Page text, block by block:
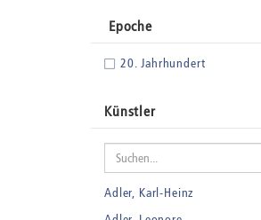
Epoche
20. Jahrhundert
Künstler
Adler, Karl-Heinz